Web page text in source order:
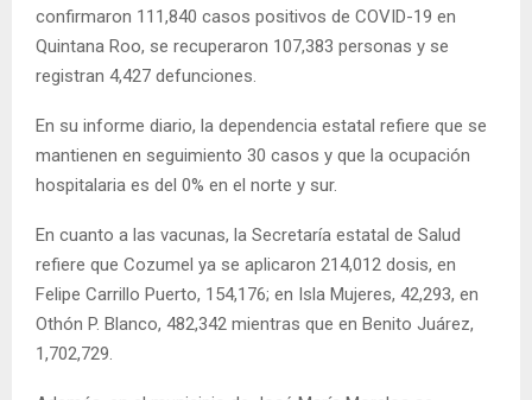
confirmaron 111,840 casos positivos de COVID-19 en
Quintana Roo, se recuperaron 107,383 personas y se
registran 4,427 defunciones.
En su informe diario, la dependencia estatal refiere que se
mantienen en seguimiento 30 casos y que la ocupación
hospitalaria es del 0% en el norte y sur.
En cuanto a las vacunas, la Secretaría estatal de Salud
refiere que Cozumel ya se aplicaron 214,012 dosis, en
Felipe Carrillo Puerto, 154,176; en Isla Mujeres, 42,293, en
Othón P. Blanco, 482,342 mientras que en Benito Juárez,
1,702,729.